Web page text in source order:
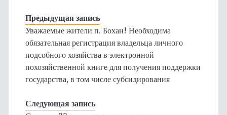
Предыдущая запись
Уважаемые жители п. Бохан! Необходима
обязательная регистрация владельца личного
подсобного хозяйства в электронной
похозяйственной книге для получения поддержки
государства, в том числе субсидирования
Следующая запись